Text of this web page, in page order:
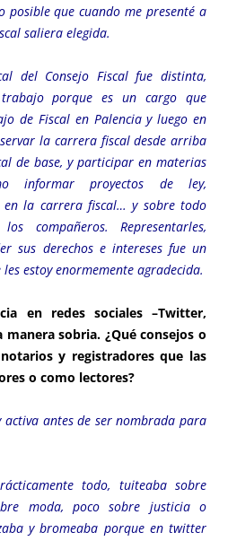
posible que cuando me presenté a
saliera elegida.
del Consejo Fiscal fue distinta,
porque es un cargo que
de Fiscal en Palencia y luego en
la carrera fiscal desde arriba
de base, y participar en materias
informar proyectos de ley,
en la carrera fiscal… y sobre todo
compañeros. Representarles,
sus derechos e intereses fue un
estoy enormemente agradecida.
en redes sociales –Twitter,
manera sobria. ¿Qué consejos o
y registradores que las
o como lectores?
antes de ser nombrada para
todo, tuiteaba sobre
moda, poco sobre justicia o
y bromeaba porque en twitter